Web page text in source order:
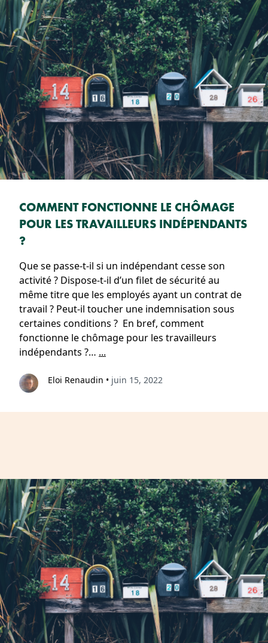
COMMENT FONCTIONNE LE CHÔMAGE
POUR LES TRAVAILLEURS INDÉPENDANTS
?
Que se passe-t-il si un indépendant cesse son
activité ? Dispose-t-il d’un filet de sécurité au
même titre que les employés ayant un contrat de
travail ? Peut-il toucher une indemnisation sous
certaines conditions ? En bref, comment
fonctionne le chômage pour les travailleurs
indépendants ?… ...
Eloi Renaudin • juin 15, 2022